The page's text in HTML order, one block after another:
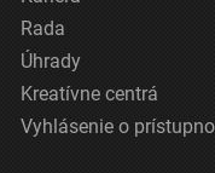
Rada
Úhrady
Kreatívne centrá
Vyhlásenie o